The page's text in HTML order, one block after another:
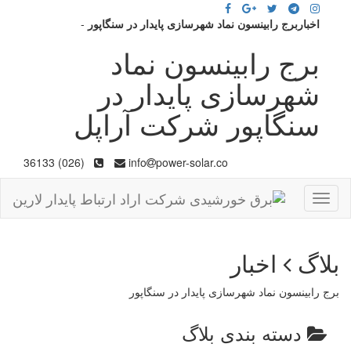
اخباربرج رابینسون نماد شهرسازی پایدار در سنگاپور -
برج رابینسون نماد
شهرسازی پایدار در
سنگاپور شرکت آراپل
info power-solar.co
(026) 36133
Toggle
navigation
بلاگ اخبار
برج رابینسون نماد شهرسازی پایدار در سنگاپور
دسته بندی بلاگ